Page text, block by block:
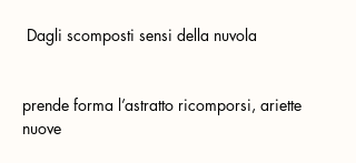
Dagli scomposti sensi della nuvola
prende forma l’astratto ricomporsi, ariette
nuove